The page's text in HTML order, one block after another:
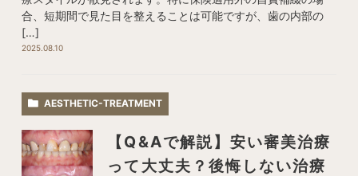
合、短期間で見た目を整えることは可能ですが、歯の内部の
[…]
2025.08.10
AESTHETIC-TREATMENT
【Q&Aで解説】安い審美治療
って大丈夫？後悔しない治療